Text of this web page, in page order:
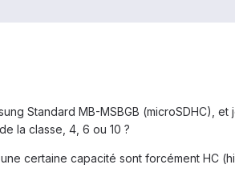
Standard MB-MSBGB (microSDHC),
la classe, 4, 6 ou 10 ?
certaine capacité sont forcément HC